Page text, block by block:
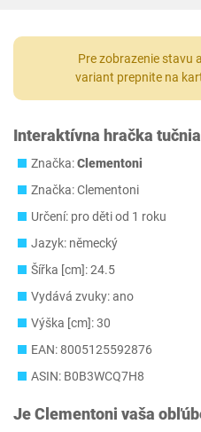
Pre zobrazenie stavu
variant prepnite na
Interaktívna hračka
Značka:Clementoni
Značka: Clementoni
Určení: pro děti od 1 roku
Jazyk: německý
Šířka [cm]: 24.5
Vydává zvuky: ano
Výška [cm]: 30
EAN: 8005125592876
ASIN: B0B3WCQ7H8
JeClementoni vaša